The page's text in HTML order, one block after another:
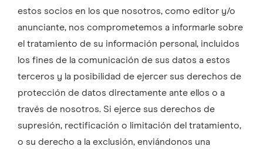
estos socios en los que nosotros, como editor y/o
anunciante, nos comprometemos a informarle sobre
el tratamiento de su información personal, incluidos
los fines de la comunicación de sus datos a estos
terceros y la posibilidad de ejercer sus derechos de
protección de datos directamente ante ellos o a
través de nosotros. Si ejerce sus derechos de
supresión, rectificación o limitación del tratamiento,
o su derecho a la exclusión, enviándonos una